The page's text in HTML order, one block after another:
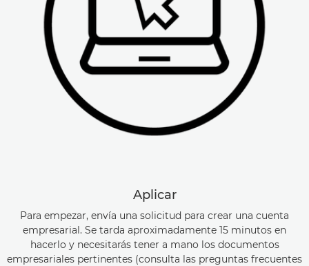
Aplicar
Para empezar, envía una solicitud para crear una cuenta
empresarial. Se tarda aproximadamente 15 minutos en
hacerlo y necesitarás tener a mano los documentos
empresariales pertinentes (consulta las preguntas frecuentes